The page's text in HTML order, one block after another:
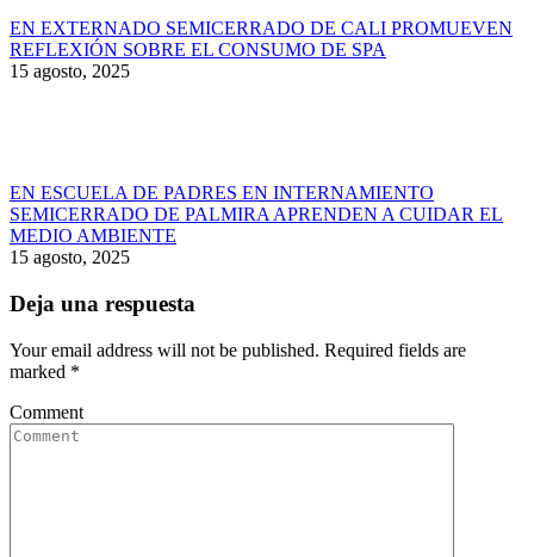
EN EXTERNADO SEMICERRADO DE CALI PROMUEVEN
REFLEXIÓN SOBRE EL CONSUMO DE SPA
15 agosto, 2025
EN ESCUELA DE PADRES EN INTERNAMIENTO
SEMICERRADO DE PALMIRA APRENDEN A CUIDAR EL
MEDIO AMBIENTE
15 agosto, 2025
Deja una respuesta
Your email address will not be published. Required fields are
marked *
Comment